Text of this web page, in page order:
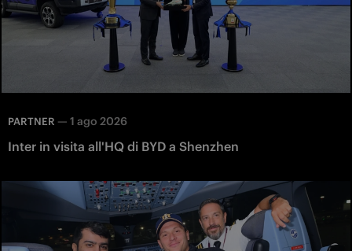
PARTNER — 1 ago 2026
Inter in visita all'HQ di BYD a Shenzhen